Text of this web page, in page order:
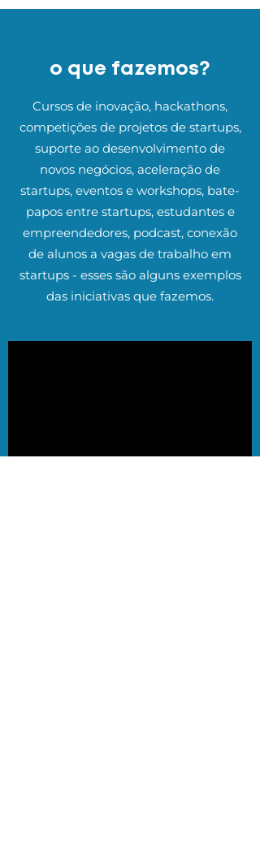
o que fazemos?
Cursos de inovação, hackathons,
competições de projetos de startups,
suporte ao desenvolvimento de
novos negócios, aceleração de
startups, eventos e workshops, bate-
papos entre startups, estudantes e
empreendedores, podcast, conexão
de alunos a vagas de trabalho em
startups - esses são alguns exemplos
das iniciativas que fazemos.